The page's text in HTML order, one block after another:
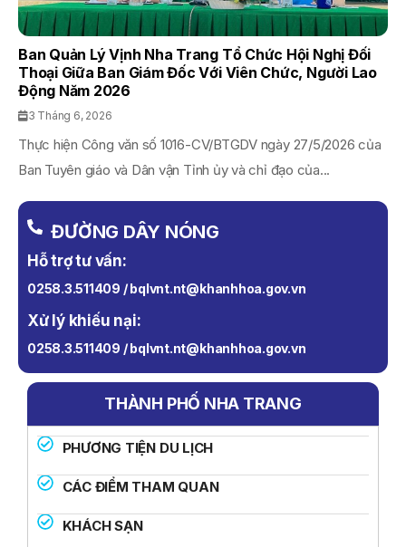
Ban Quản Lý Vịnh Nha Trang Tổ Chức Hội Nghị Đối
Thoại Giữa Ban Giám Đốc Với Viên Chức, Người Lao
Động Năm 2026
3 Tháng 6, 2026
Thực hiện Công văn số 1016-CV/BTGDV ngày 27/5/2026 của
Ban Tuyên giáo và Dân vận Tỉnh ủy và chỉ đạo của...
ĐƯỜNG DÂY NÓNG
Hỗ trợ tư vấn:
0258.3.511409 / bqlvnt.nt@khanhhoa.gov.vn
Xử lý khiếu nại:
0258.3.511409 / bqlvnt.nt@khanhhoa.gov.vn
THÀNH PHỐ NHA TRANG
PHƯƠNG TIỆN DU LỊCH
CÁC ĐIỂM THAM QUAN
KHÁCH SẠN